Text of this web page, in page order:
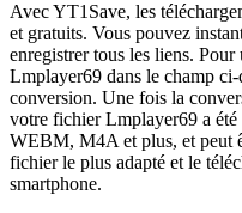
Avec YT1Save, les
et gratuits. Vous pouvez
enregistrer tous les liens.
Lmplayer69 dans le champ
conversion. Une fois la
votre fichier Lmplayer69 a
WEBM, M4A et plus, et peut
fichier le plus adapté et le
smartphone.